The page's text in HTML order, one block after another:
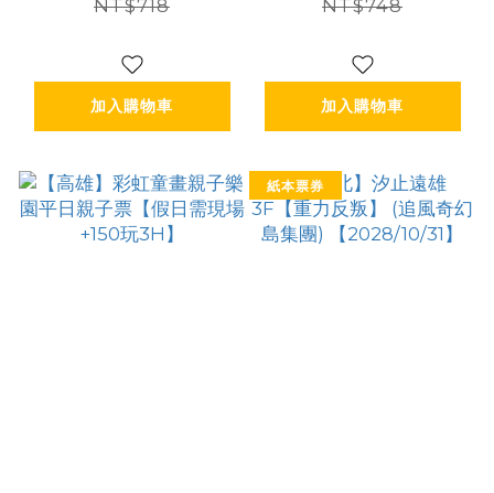
幻島集團)
NT$718
加入購物車
【2026/09/30】
NT$748
加入購物車
紙本票券